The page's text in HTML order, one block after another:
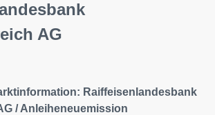
AG
Raiffeisenlandesbank
/ Anleiheneuemission